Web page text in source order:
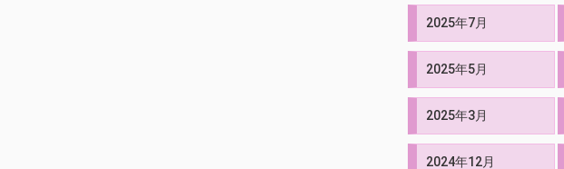
2025年7月
2025年5月
2025年3月
2024年12月